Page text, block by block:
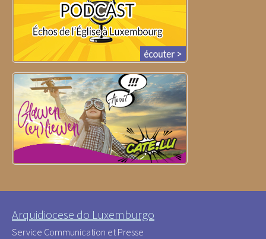
Arquidiocese do Luxemburgo
Service Communication et Presse